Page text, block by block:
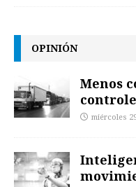
OPINIÓN
Menos
miércoles